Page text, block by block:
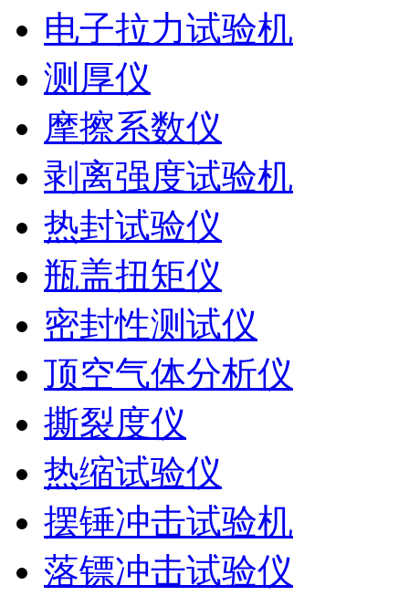
电子拉力试验机
测厚仪
摩擦系数仪
剥离强度试验机
热封试验仪
瓶盖扭矩仪
密封性测试仪
顶空气体分析仪
撕裂度仪
热缩试验仪
摆锤冲击试验机
落镖冲击试验仪